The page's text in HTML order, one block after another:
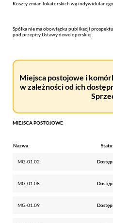
Koszty zmian lokatorskich wg
Spółka nie ma obowiązku publikacji
pod przepisy Ustawy deweloperskiej.
Miejsca postojowe i
w zależności od ich
MIEJSCA POSTOJOWE
Nazwa
MG.-01.02
MG.-01.08
MG.-01.09